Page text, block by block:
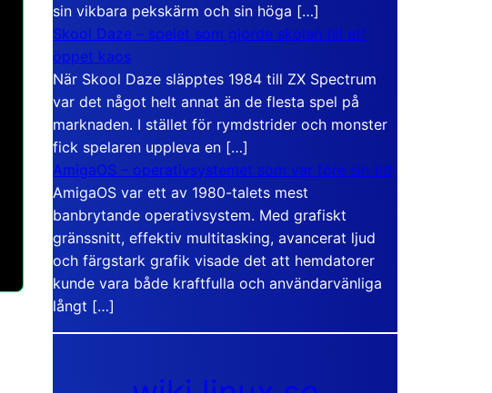
sin vikbara pekskärm och sin höga […]
Skool Daze – spelet som gjorde skolan till ett
öppet kaos
När Skool Daze släpptes 1984 till ZX Spectrum
var det något helt annat än de flesta spel på
marknaden. I stället för rymdstrider och monster
fick spelaren uppleva en […]
AmigaOS – operativsystemet som var före sin tid
AmigaOS var ett av 1980-talets mest
banbrytande operativsystem. Med grafiskt
gränssnitt, effektiv multitasking, avancerat ljud
och färgstark grafik visade det att hemdatorer
kunde vara både kraftfulla och användarvänliga
långt […]